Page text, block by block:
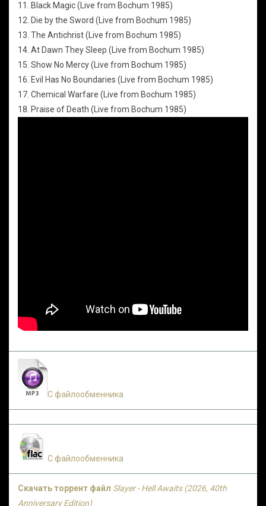
11. Black Magic (Live from Bochum 1985)
12. Die by the Sword (Live from Bochum 1985)
13. The Antichrist (Live from Bochum 1985)
14. At Dawn They Sleep (Live from Bochum 1985)
15. Show No Mercy (Live from Bochum 1985)
16. Evil Has No Boundaries (Live from Bochum 1985)
17. Chemical Warfare (Live from Bochum 1985)
18. Praise of Death (Live from Bochum 1985)
С файлообменника
С файлообменника
Скачать торрент файл Slayer - Hell Awaits (2026, 40th
Anniversary Edition)